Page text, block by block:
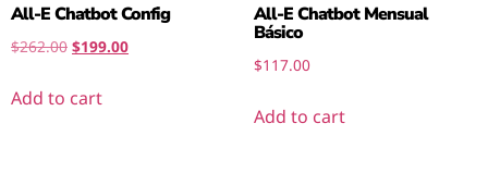
All-E Chatbot Config
$262.00 $199.00
Add to cart
All-E Chatbot Mensual
Básico
$117.00
Add to cart